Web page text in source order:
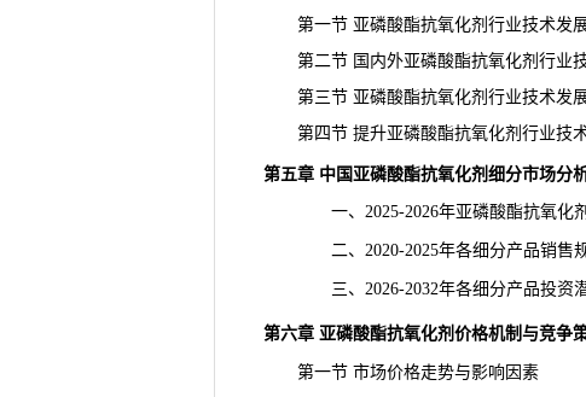
第一节 亚磷酸酯抗氧化剂行业技术发
第二节 国内外亚磷酸酯抗氧化剂行业技
第三节 亚磷酸酯抗氧化剂行业技术发展
第四节 提升亚磷酸酯抗氧化剂行业技
第五章 中国亚磷酸酯抗氧化剂细分市场分
一、2025-2026年亚磷酸酯抗氧化剂
二、2020-2025年各细分产品销售规
三、2026-2032年各细分产品投资潜
第六章 亚磷酸酯抗氧化剂价格机制与竞争
第一节 市场价格走势与影响因素